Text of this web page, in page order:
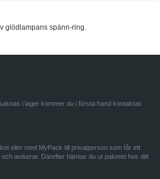
glödlampans spänn-ring.
i lager kommer du i första hand kontaktas
eller med MyPack till privatperson som får ett
aviserar. Därefter hämtar du ut paketet hos ditt